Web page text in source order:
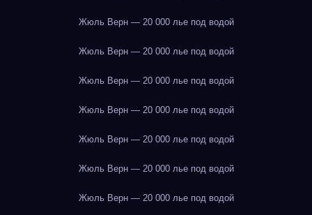
Жюль Верн — 20 000 лье под водой
Жюль Верн — 20 000 лье под водой
Жюль Верн — 20 000 лье под водой
Жюль Верн — 20 000 лье под водой
Жюль Верн — 20 000 лье под водой
Жюль Верн — 20 000 лье под водой
Жюль Верн — 20 000 лье под водой